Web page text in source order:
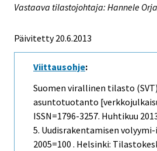
Vastaava tilastojohtaja: Hannele
Päivitetty 20.6.2013
Viittausohje:
Suomen virallinen tilasto
asuntotuotanto
ISSN=1796-3257. Huhtikuu
5. Uudisrakentamisen
2005=100 . Helsinki: